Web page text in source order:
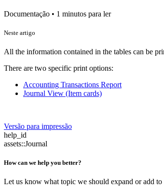
Documentação • 1 minutos para ler
Neste artigo
All the information contained in the tables can be
There are two specific print options:
Accounting Transactions Report
Journal View (Item cards)
Versão para impressão
help_id
assets::Journal
How can we help you better?
Let us know what topic we should expand or add to